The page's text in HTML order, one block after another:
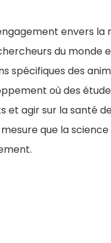
envers
du monde
spécifiques des
où des
agir sur la santé
que la science